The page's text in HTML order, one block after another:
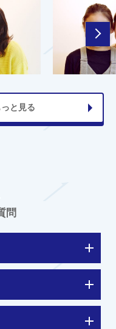
と見る
問